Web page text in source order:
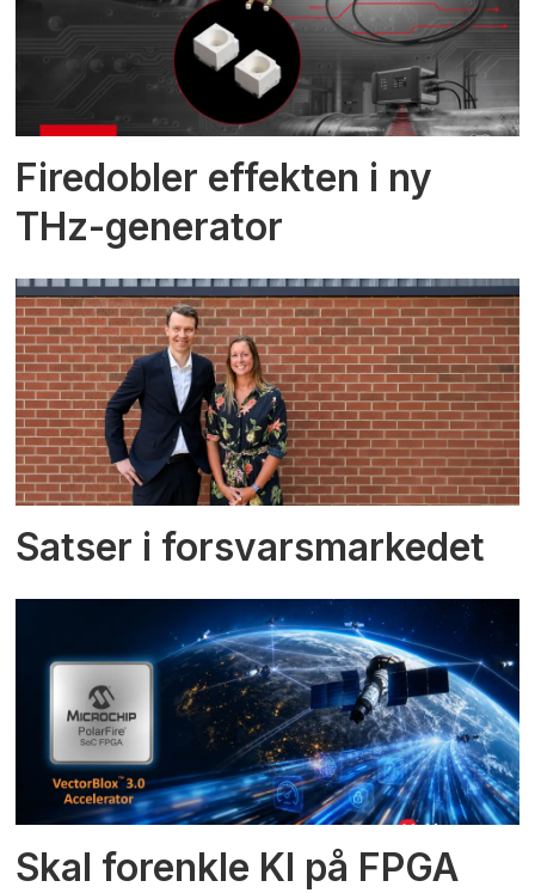
Firedobler effekten i ny
THz-generator
Satser i forsvarsmarkedet
Skal forenkle KI på FPGA